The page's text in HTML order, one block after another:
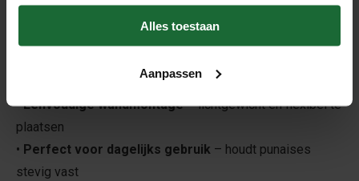
Alles toestaan
Aanpassen
Voordelen op een rij
– strak, neutraal en modern
•Eenvoudige wandmontage– lichtgewicht en flexibel te
plaatsen
• Perfect voor dagelijks gebruik – houdt punaises
stevig vast